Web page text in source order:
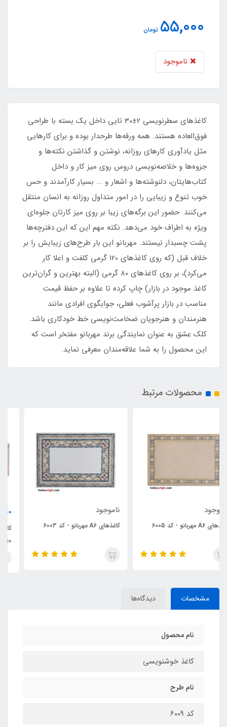
55,000 تومان
ناموجود
کاغذهای سطرنویسی 2±30 تایی داخل یک بسته با طراحی
فوق‌العاده هستند. همه ورقه‌ها طرحدار بوده و برای کارهایی
مثل یادآوری کارهای روزانه، نوشتن و گذاشتن نکته‌ها و
جزوه‌ها و خلاصه‌نویسی دروس روی میز کار و داخل
کتاب‌هایتان، دلنوشته‌ها و اشعار و ... بسیار کارآمدند و حس
خوب تنوع و زیبایی را در امور متداول روزانه به انسان منتقل
می‌کنند. حضور این برگه‌های زیبا بر روی میز کارتان جلوه‌ای
ویژه به اطراف خود می‌دهد. نکته مهم این که این دفترچه‌ها
پشت چسبدار نیستند. مهربانو این بار طرح‌های زیبایش را بر
خلاف قبل (که روی کاغذهای 120 گرمی کلفت و اعلا کار
می‌کرد)، بر روی کاغذهای 80 گرمی (البته بهترین و گران‌ترین
کاغذ موجود در بازار) چاپ کرده تا علاوه بر حفظ قیمت
مناسب در بازار پرآشوب فعلی، جوابگوی افرادی مانند
هنرمندان و هنرجویان ضخامت‌نویسی خط خودکاری باشد.
کلک عشق به عنوان نمایندگی برند مهربانو مفتخر است که
این محصول را به شما علاقه‌مندان معرفی نماید.
محصولات مرتبط
کاغذهای A6 مهربانو - کد 6003
کاغذهای سطرنویسی مهربانو - کد
مشخصات دیدگاه‌ها
نام محصول
کاغذ خوشنویسی
نام طرح
کد 6009